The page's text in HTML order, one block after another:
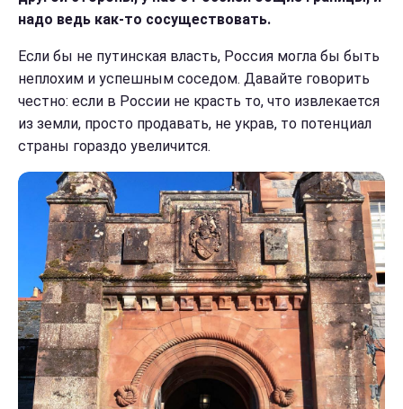
надо ведь как-то сосуществовать.
Если бы не путинская власть, Россия могла бы быть
неплохим и успешным соседом. Давайте говорить
честно: если в России не красть то, что извлекается
из земли, просто продавать, не украв, то потенциал
страны гораздо увеличится.